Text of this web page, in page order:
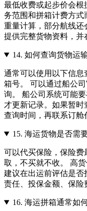
最低收费或起步价会根
务范围和拼箱计费方
重量计算，部分航线
提供完整货物资料，并
14. 如何查询货物运
通常可以使用以下信
箱号。 可以通过船公
询。 船公司系统可能
才更新记录。如果暂
查询时间，再联系订舱
15. 海运货物是否需
可以代买保险，保险费
取，不买就不收。 高
建议在出运前评估是
责任、投保金额、保险
16. 海运拼箱通常如